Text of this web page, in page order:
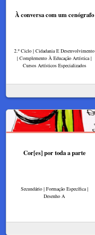
À conversa com um cenógrafo
2.º Ciclo | Cidadania E Desenvolvimento
| Complemento À Educação Artística |
Cursos Artísticos Especializados
Cor[es] por toda a parte
Secundário | Formação Específica |
Desenho A